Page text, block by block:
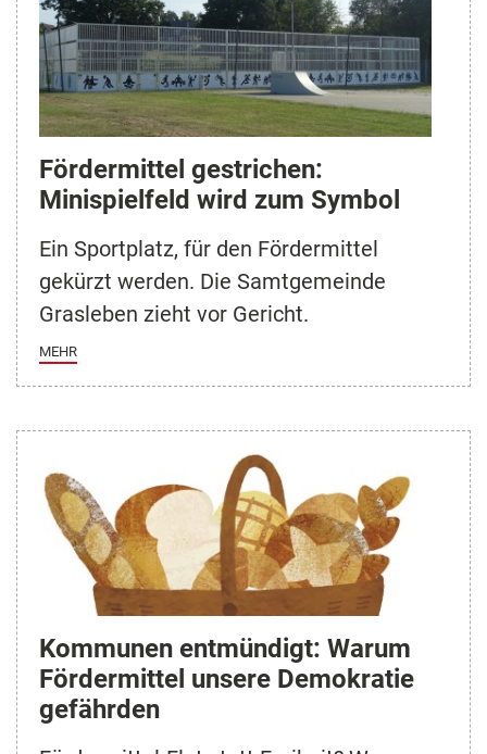
Fördermittel gestrichen:
Minispielfeld wird zum Symbol
Ein Sportplatz, für den Fördermittel
gekürzt werden. Die Samtgemeinde
Grasleben zieht vor Gericht.
MEHR
Kommunen entmündigt: Warum
Fördermittel unsere Demokratie
gefährden